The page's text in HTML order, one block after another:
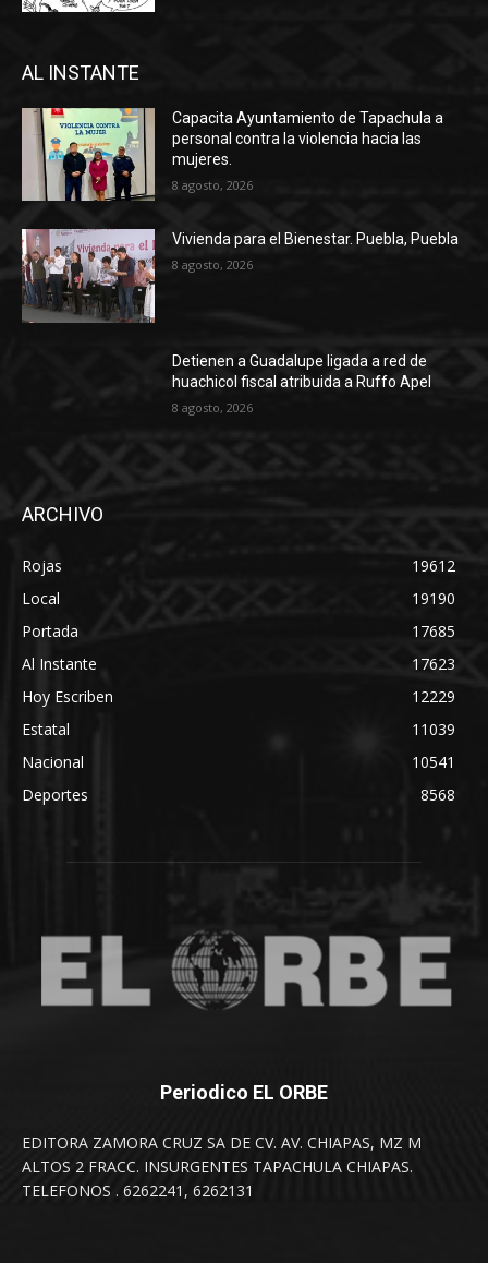
AL INSTANTE
Capacita Ayuntamiento de Tapachula a
personal contra la violencia hacia las
mujeres.
8 agosto, 2026
Vivienda para el Bienestar. Puebla, Puebla
8 agosto, 2026
Detienen a Guadalupe ligada a red de
huachicol fiscal atribuida a Ruffo Apel
8 agosto, 2026
ARCHIVO
Rojas
19612
Local
19190
Portada
17685
Al Instante
17623
Hoy Escriben
12229
Estatal
11039
Nacional
10541
Deportes
8568
Periodico EL ORBE
EDITORA ZAMORA CRUZ SA DE CV. AV. CHIAPAS, MZ M
ALTOS 2 FRACC. INSURGENTES TAPACHULA CHIAPAS.
TELEFONOS . 6262241, 6262131